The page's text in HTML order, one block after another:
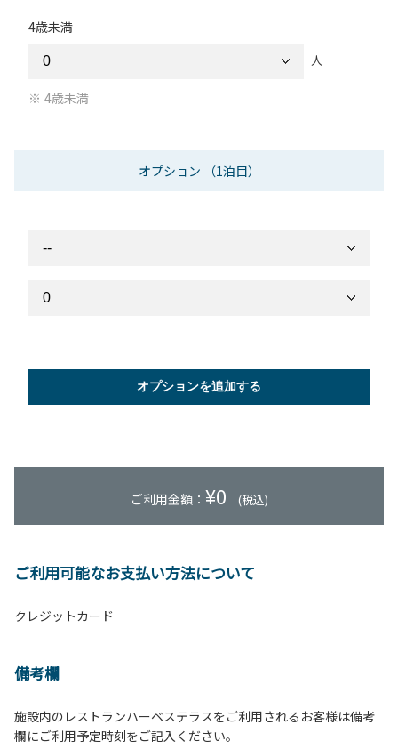
4歳未満
人
4歳未満
オプション （1泊目）
オプションを追加する
ご利用金額： ¥0 (税込)
ご利用可能なお支払い方法について
クレジットカード
備考欄
施設内のレストランハーベステラスをご利用されるお客様は備考
欄にご利用予定時刻をご記入ください。